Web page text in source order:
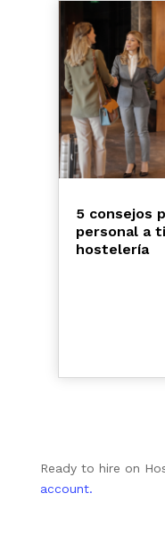
5 consejos
personal a
hostelería
Ready to hire on
account.